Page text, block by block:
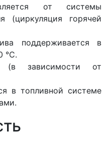
от системы
(циркуляция горячей
поддерживается в
°C.
зависимости от
в топливной системе